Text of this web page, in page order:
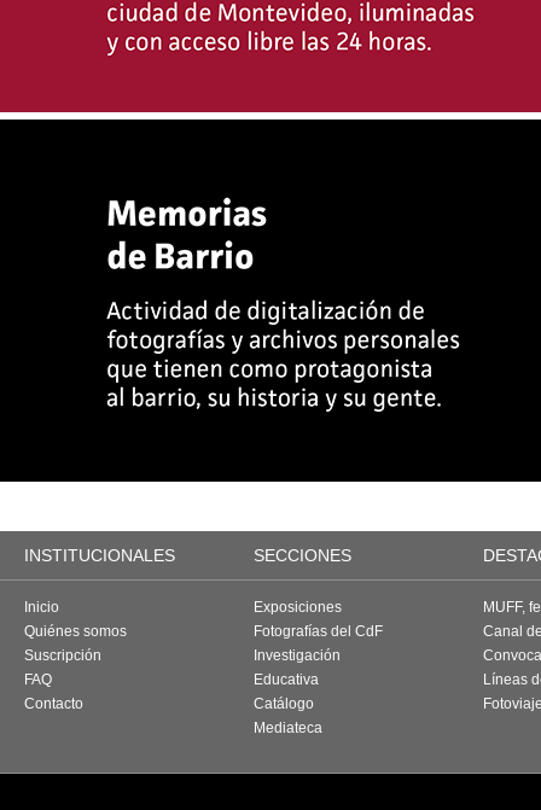
INSTITUCIONALES SECCIONES
Inicio
Quiénes somos
Suscripción
FAQ
Contacto
Exposiciones
Fotografías del CdF
Investigación
Educativa
Catálogo
Mediateca
MUFF,
Canal
Líneas